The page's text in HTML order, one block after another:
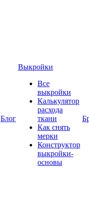
Блог
Выкройки
Все
выкройки
Калькулятор
расхода
ткани
Как снять
мерки
Конструктор
выкройки-
основы